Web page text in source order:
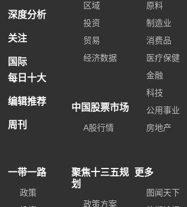
深度分析
关注
国际
每日十大
编辑推荐
周刊
区域
投资
贸易
经济数据
中国股票市场
A股行情
原料
制造业
消费品
医疗保健
金融
科技
公用事业
房地产
一带一路
政策
聚焦十三五规
划
政策方案
更多
图闻天下